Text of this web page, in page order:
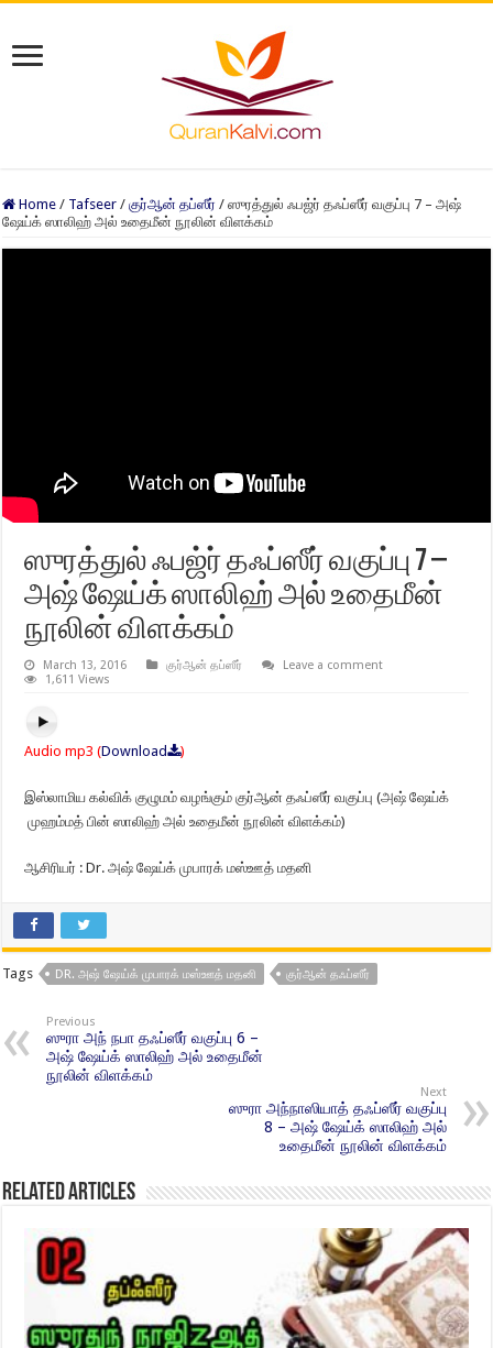
Home / Tafseer / குர்ஆன் தப்ஸீர் / ஸுரத்துல் ஃபஜ்ர் தஃப்ஸீர் வகுப்பு 7 – அஷ்
ஷேய்க் ஸாலிஹ் அல் உதைமீன் நூலின் விளக்கம்
ஸுரத்துல் ஃபஜ்ர் தஃப்ஸீர் வகுப்பு 7 –
அஷ் ஷேய்க் ஸாலிஹ் அல் உதைமீன்
நூலின் விளக்கம்
March 13, 2016 குர்ஆன் தப்ஸீர்
Leave a comment
1,611 Views
Audio mp3 (Download )
இஸ்லாமிய கல்விக் குழுமம் வழங்கும் குர்ஆன் தஃப்ஸீர் வகுப்பு (அஷ் ஷேய்க்
முஹம்மத் பின் ஸாலிஹ் அல் உதைமீன் நூலின் விளக்கம்)
ஆசிரியர் : Dr. அஷ் ஷேய்க் முபாரக் மஸ்ஊத் மதனி
Tags DR. அஷ் ஷேய்க் முபாரக் மஸ்ஊத் மதனி குர்ஆன் தஃப்ஸீர்
Previous
ஸுரா அந் நபா தஃப்ஸீர் வகுப்பு 6 –
அஷ் ஷேய்க் ஸாலிஹ் அல் உதைமீன்
நூலின் விளக்கம்
Next
ஸுரா அந்நாஸியாத் தஃப்ஸீர் வகுப்பு
8 – அஷ் ஷேய்க் ஸாலிஹ் அல்
உதைமீன் நூலின் விளக்கம்
Related Articles